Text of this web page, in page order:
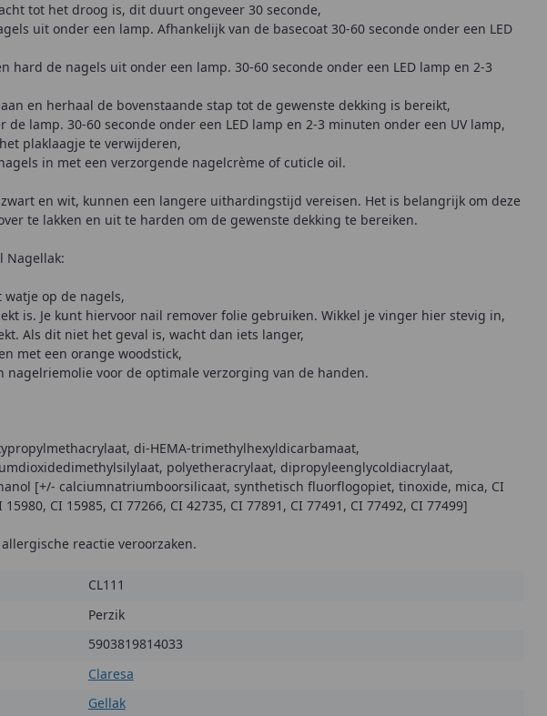
tot het droog is, dit duurt ongeveer 30 seconde,
uit onder een lamp. Afhankelijk van de basecoat 30-60 seconde onder een LED
hard de nagels uit onder een lamp. 30-60 seconde onder een LED lamp en 2-3
en herhaal de bovenstaande stap tot de gewenste dekking is bereikt,
lamp. 30-60 seconde onder een LED lamp en 2-3 minuten onder een UV lamp,
plaklaagje te verwijderen,
in met een verzorgende nagelcrème of cuticle oil.
en wit, kunnen een langere uithardingstijd vereisen. Het is belangrijk om deze
te lakken en uit te harden om de gewenste dekking te bereiken.
Nagellak:
op de nagels,
is. Je kunt hiervoor nail remover folie gebruiken. Wikkel je vinger hier stevig in,
Als dit niet het geval is, wacht dan iets langer,
met een orange woodstick,
voor de optimale verzorging van de handen.
di-HEMA-trimethylhexyldicarbamaat,
polyetheracrylaat, dipropyleenglycoldiacrylaat,
[+/- calciumnatriumboorsilicaat, synthetisch fluorflogopiet, tinoxide, mica, CI
CI 15985, CI 77266, CI 42735, CI 77891, CI 77491, CI 77492, CI 77499]
reactie veroorzaken.
CL111
Perzik
5903819814033
Claresa
Gellak